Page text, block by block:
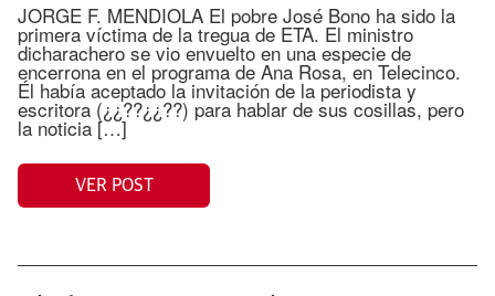
JORGE F. MENDIOLA El pobre José Bono ha sido la
primera víctima de la tregua de ETA. El ministro
dicharachero se vio envuelto en una especie de
encerrona en el programa de Ana Rosa, en Telecinco.
Él había aceptado la invitación de la periodista y
escritora (¿¿??¿¿??) para hablar de sus cosillas, pero
la noticia […]
VER POST